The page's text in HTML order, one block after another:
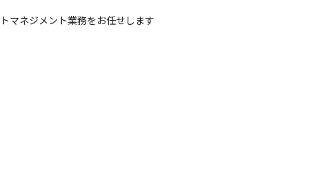
マネジメント業務をお任せします